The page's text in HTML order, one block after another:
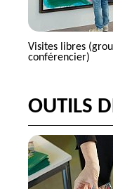
Visites libres
conférencier)
OUTILS